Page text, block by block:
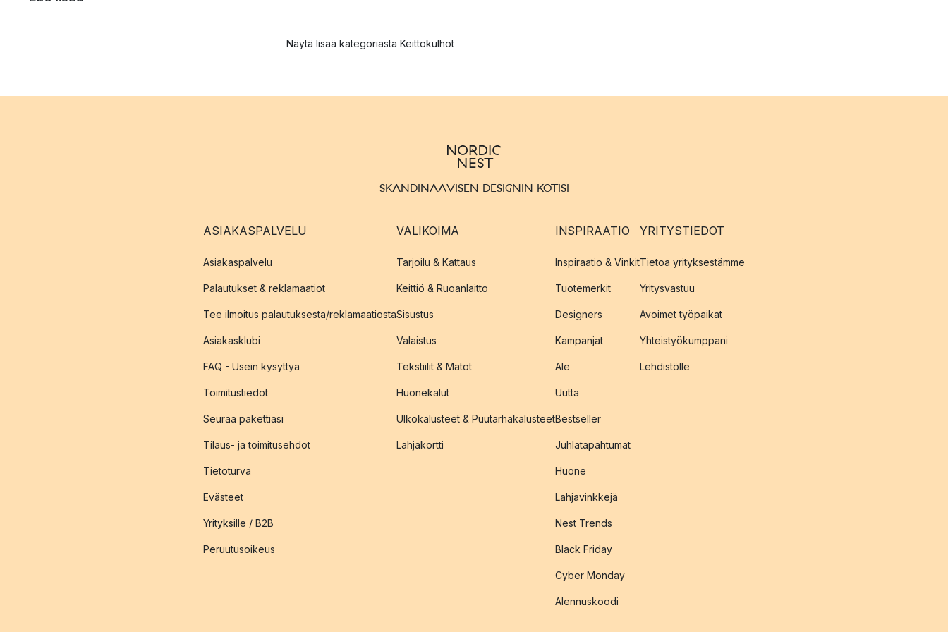
Näytä lisää kategoriasta Keittokulhot
SKANDINAAVISEN DESIGNIN KOTISI
ASIAKASPALVELU
Asiakaspalvelu
Palautukset & reklamaatiot
Tee ilmoitus palautuksesta/reklamaatiosta
Asiakasklubi
FAQ - Usein kysyttyä
Toimitustiedot
Seuraa pakettiasi
Tilaus- ja toimitusehdot
Tietoturva
Evästeet
Yrityksille / B2B
Peruutusoikeus
VALIKOIMA
Tarjoilu & Kattaus
Keittiö & Ruoanlaitto
Sisustus
Valaistus
Tekstiilit & Matot
Huonekalut
Ulkokalusteet & Puutarhakalusteet
Lahjakortti
INSPIRAATIO
Inspiraatio & Vinkit
Tuotemerkit
Designers
Kampanjat
Ale
Uutta
Bestseller
Juhlatapahtumat
Huone
Lahjavinkkejä
Nest Trends
Black Friday
Cyber Monday
Alennuskoodi
YRITYSTIEDOT
Tietoa yrityksestämme
Yritysvastuu
Avoimet työpaikat
Yhteistyökumppani
Lehdistölle